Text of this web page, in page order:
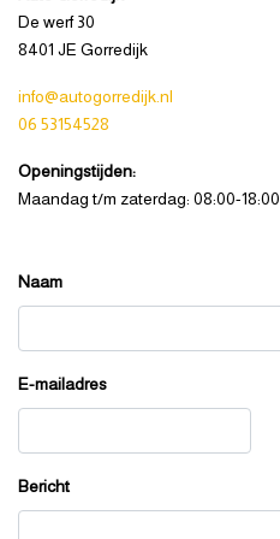
De werf 30
8401 JE Gorredijk
info@autogorredijk.nl
06 53154528
Openingstijden:
Maandag t/m zaterdag: 08:00-18:00
Naam
E-mailadres
Bericht